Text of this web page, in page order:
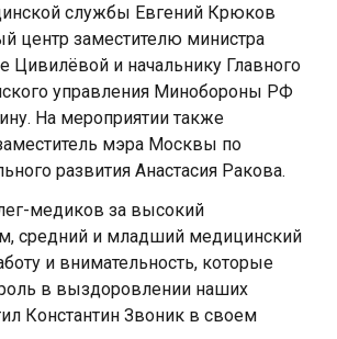
службы Евгений Крюков
центр заместителю министра
и начальнику Главного
управления Минобороны РФ
На мероприятии также
мэра Москвы по
развития Анастасия Ракова.
медиков за высокий
средний и младший медицинский
и внимательность, которые
в выздоровлении наших
Константин Звоник в своем